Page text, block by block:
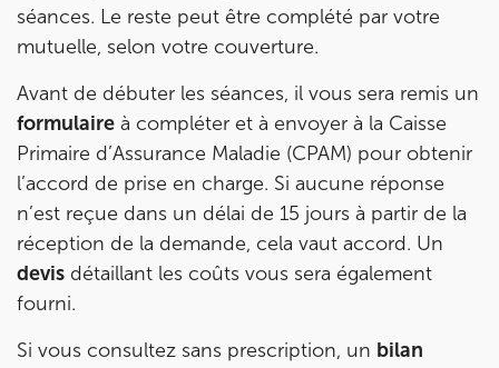
séances. Le reste peut être complété par votre
mutuelle, selon votre couverture.
Avant de débuter les séances, il vous sera remis un
formulaire à compléter et à envoyer à la Caisse
Primaire d’Assurance Maladie (CPAM) pour obtenir
l’accord de prise en charge. Si aucune réponse
n’est reçue dans un délai de 15 jours à partir de la
réception de la demande, cela vaut accord. Un
devis détaillant les coûts vous sera également
fourni.
Si vous consultez sans prescription, un bilan
PARIS 9 – PETRELLE
6 Rue Petrelle 75009 Paris
01 71 97 53 67
Prenez RDV sur
Prenez RDV sur
IK Paris 11